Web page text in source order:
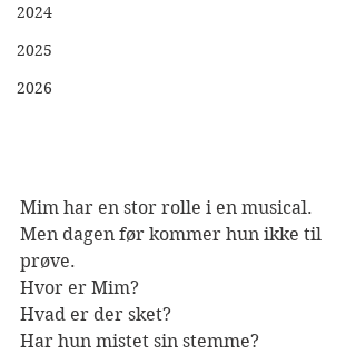
2024
2025
2026
Mim har en stor rolle i en musical.
Men dagen før kommer hun ikke til
prøve.
Hvor er Mim?
Hvad er der sket?
Har hun mistet sin stemme?